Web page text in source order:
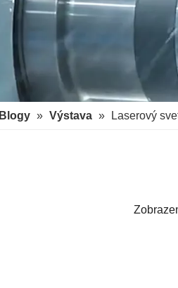
Blogy » Výstava » Laserový